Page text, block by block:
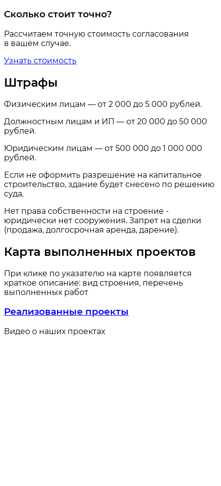
Сколько стоит точно?
Рассчитаем точную стоимость согласования
в вашем случае.
Узнать стоимость
Штрафы
Физическим лицам — от 2 000 до 5 000 рублей.
Должностным лицам и ИП — от 20 000 до 50 000
рублей.
Юридическим лицам — от 500 000 до 1 000 000
рублей.
Если не оформить разрешение на капитальное
строительство, здание будет снесено по решению
суда.
Нет права собственности на строение -
юридически нет сооружения. Запрет на сделки
(продажа, долгосрочная аренда, дарение).
Карта выполненных проектов
При клике по указателю на карте появляется
краткое описание: вид строения, перечень
выполненных работ
Реализованные проекты
Видео о наших проектах